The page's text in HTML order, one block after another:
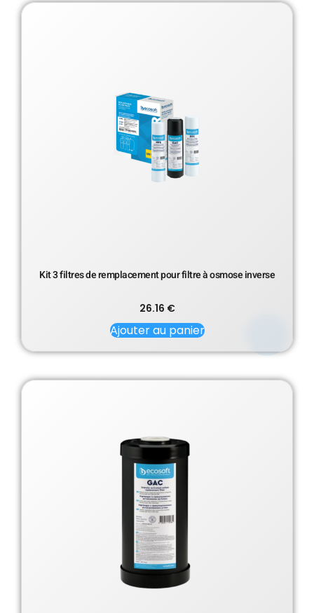
Kit 3 filtres de remplacement pour filtre à osmose inverse
26.16 €
Ajouter au panier